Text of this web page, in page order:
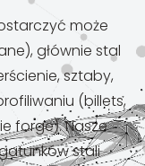
może
głównie stal
sztaby,
(billets,
forge). Nasze
stali